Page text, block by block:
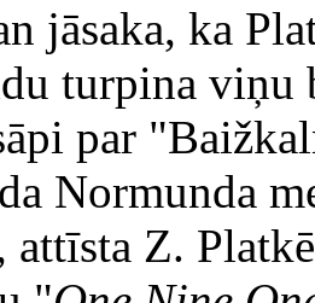
jāsaka, ka
turpina viņu
par
Normunda
attīsta Z.